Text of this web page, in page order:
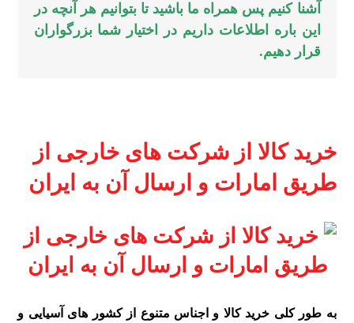
آشنا کنیم پس همراه ما باشید تا بتوانیم هر آنچه در
این باره اطلاعات داریم در اختیار شما بزرگواران
قرار دهیم.
خرید کالا از شرکت های خارجی از
طریق امارات و ارسال آن به ایران
به طور کلی خرید کالا و اجناس متنوع از کشور های آسیایی و